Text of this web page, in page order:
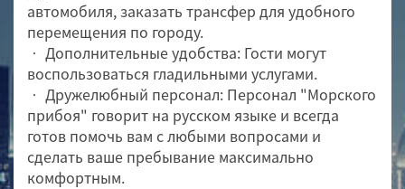
автомобиля, заказать трансфер для удобного
перемещения по городу.
• Дополнительные удобства: Гости могут
воспользоваться гладильными услугами.
• Дружелюбный персонал: Персонал "Морского
прибоя" говорит на русском языке и всегда
готов помочь вам с любыми вопросами и
сделать ваше пребывание максимально
комфортным.